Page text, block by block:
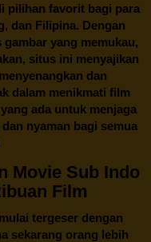
pilihan favorit bagi para
dan Filipina. Dengan
yang memukau,
situs ini menyajikan
dan
dalam menikmati film
ada untuk menjaga
nyaman bagi semua
Movie Sub Indo
Film
tergeser dengan
sekarang orang lebih